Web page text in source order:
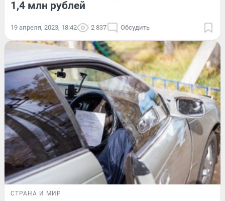
1,4 млн рублей
19 апреля, 2023, 18:42 2 837 Обсудить
СТРАНА И МИР